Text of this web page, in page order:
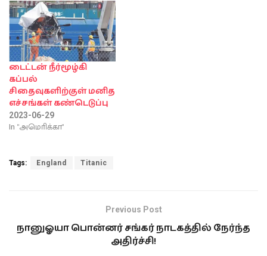
வருவது உலகம் முழுவதும்
கவனத்தை ஈர்த்துள்ளது.
அந்த பேரழிவில் உயிர்
தப்பிய இங்கிலாந்தை
சேர்ந்த முதல் வகுப்பு
பயணியான லாரா மாபெல்
பிரான்கட்டெல்லி (Laura
Mabel Francatelli)
பயன்படுத்திய உயிர்காப்பு
ஜாக்கெட் தற்போது ஏலத்தில்
விற்கப்பட உள்ளது. இந்த
டைட்டன் நீர்மூழ்கி
கப்பல்
சிதைவுகளிற்குள் மனித
எச்சங்கள் கண்டெடுப்பு
2023-06-29
In "அமொிக்கா"
Tags: England Titanic
Previous Post
நானுஓயா பொன்னர் சங்கர் நாடகத்தில் நேர்ந்த
அதிர்ச்சி!